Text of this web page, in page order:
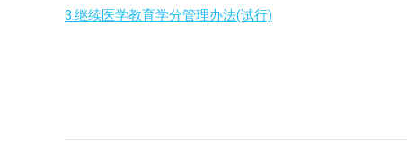
3.继续医学教育学分管理办法(试行)